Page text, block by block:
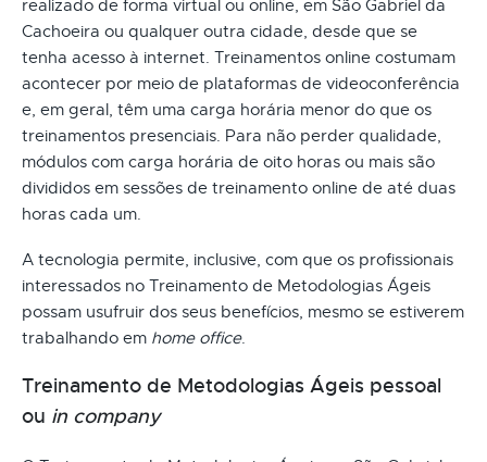
realizado de forma virtual ou online, em São Gabriel da
Cachoeira ou qualquer outra cidade, desde que se
tenha acesso à internet. Treinamentos online costumam
acontecer por meio de plataformas de videoconferência
e, em geral, têm uma carga horária menor do que os
treinamentos presenciais. Para não perder qualidade,
módulos com carga horária de oito horas ou mais são
divididos em sessões de treinamento online de até duas
horas cada um.
A tecnologia permite, inclusive, com que os profissionais
interessados no Treinamento de Metodologias Ágeis
possam usufruir dos seus benefícios, mesmo se estiverem
trabalhando em home office.
Treinamento de Metodologias Ágeis pessoal
ou in company